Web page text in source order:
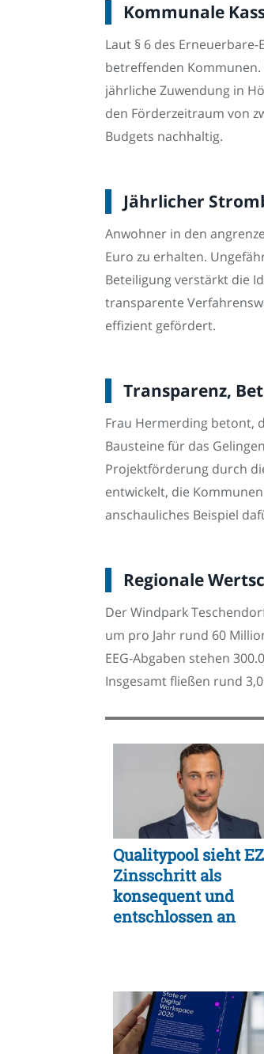
Kommunale
Laut § 6 des
betreffenden
jährliche Zuwendung in
den Förderzeitraum von
Budgets nachhaltig.
Jährlicher
Anwohner in den
Euro zu erhalten.
Beteiligung verstärkt die
transparente
effizient gefördert.
Transparenz,
Frau Hermerding betont,
Bausteine für das
Projektförderung durch
entwickelt, die
anschauliches Beispiel
Regionale
Der Windpark
um pro Jahr rund 60
EEG-Abgaben stehen
Insgesamt fließen rund
Qualitypool sieht
Zinsschritt als
konsequent und
entschlossen an